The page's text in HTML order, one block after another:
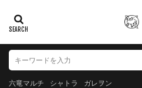
六竜マルチ シャトラ ガレヲン